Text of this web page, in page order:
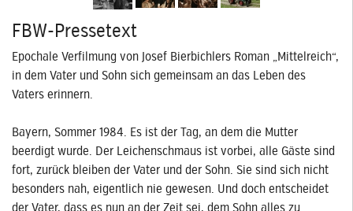
FBW-Pressetext
Epochale Verfilmung von Josef Bierbichlers Roman „Mittelreich“,
in dem Vater und Sohn sich gemeinsam an das Leben des
Vaters erinnern.
Bayern, Sommer 1984. Es ist der Tag, an dem die Mutter
beerdigt wurde. Der Leichenschmaus ist vorbei, alle Gäste sind
fort, zurück bleiben der Vater und der Sohn. Sie sind sich nicht
besonders nah, eigentlich nie gewesen. Und doch entscheidet
der Vater, dass es nun an der Zeit sei, dem Sohn alles zu